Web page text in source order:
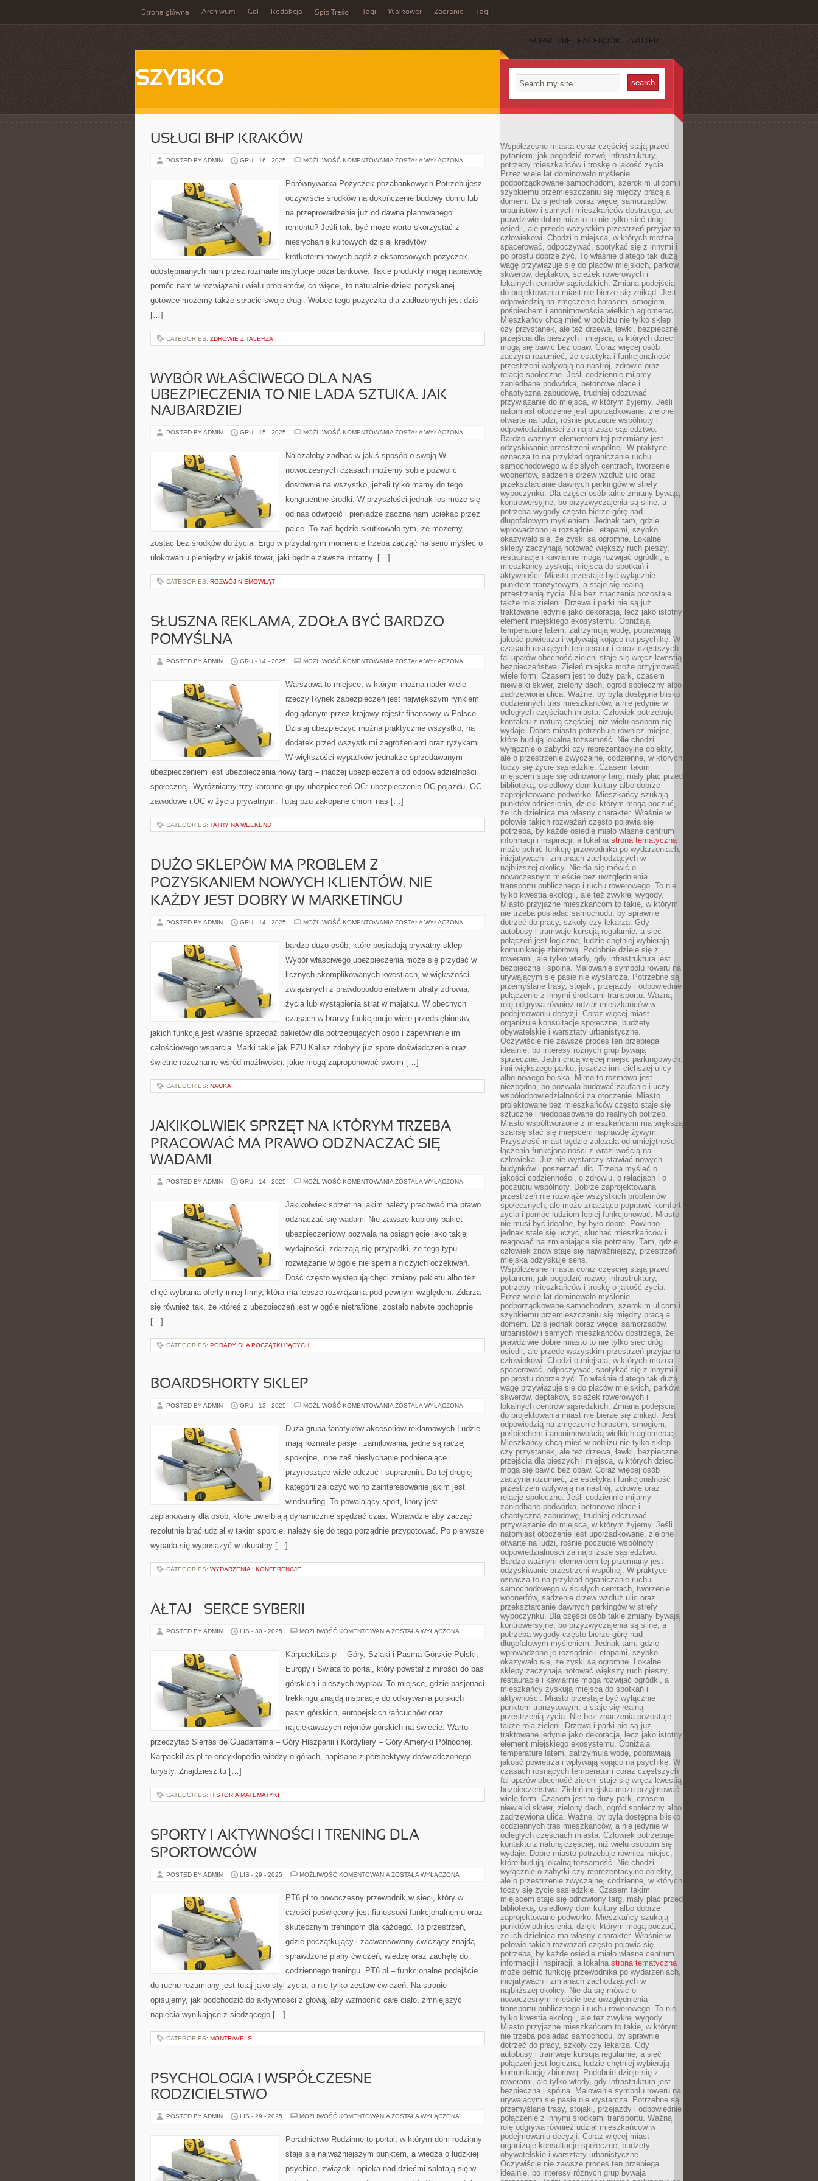
Strona główna Archiwum Gol Redakcja Spis Treści Tagi Walkower Zagranie Tagi
SUBSCRIBE FACEBOOK TWITTER
SZYBKO
USŁUGI BHP KRAKÓW
POSTED BY ADMIN GRU - 16 - 2025 MOŻLIWOŚĆ KOMENTOWANIA USŁUGI
ZOSTAŁA WYŁĄCZONA
Porównywarka Pożyczek pozabankowych Potrzebujesz
oczywiście środków na dokończenie budowy domu lub
na przeprowadzenie już od dawna planowanego
remontu? Jeśli tak, być może warto skorzystać z
niesłychanie kultowych dzisiaj kredytów
krótkoterminowych bądź z ekspresowych pożyczek,
udostępnianych nam przez rozmaite instytucje poza bankowe. Takie produkty mogą naprawdę
pomóc nam w rozwiązaniu wielu problemów, co więcej, to naturalnie dzięki pozyskanej
gotówce możemy także spłacić swoje długi. Wobec tego pożyczka dla zadłużonych jest dziś
[…]
CATEGORIES: ZDROWIE Z TALERZA
WYBÓR WŁAŚCIWEGO DLA NAS
UBEZPIECZENIA TO NIE LADA SZTUKA. JAK
NAJBARDZIEJ
POSTED BY ADMIN GRU - 15 - 2025 MOŻLIWOŚĆ KOMENTOWANIA WYBÓR
NAS
UBEZPIECZENIA
NIE
SZTUKA.
NAJBARDZIEJ
ZOSTAŁA WYŁĄCZONA
Należałoby zadbać w jakiś sposób o swoją W
nowoczesnych czasach możemy sobie pozwolić
dosłownie na wszystko, jeżeli tylko mamy do tego
kongruentne środki. W przyszłości jednak los może się
od nas odwrócić i pieniądze zaczną nam uciekać przez
palce. To zaś będzie skutkowało tym, że możemy
zostać bez środków do życia. Ergo w przydatnym momencie trzeba zacząć na serio myśleć o
ulokowaniu pieniędzy w jakiś towar, jaki będzie zawsze intratny. […]
CATEGORIES: ROZWÓJ NIEMOWLĄT
SŁUSZNA REKLAMA, ZDOŁA BYĆ BARDZO
POMYŚLNA
POSTED BY ADMIN GRU - 14 - 2025 MOŻLIWOŚĆ KOMENTOWANIA SŁUSZNA
BARDZO
ZOSTAŁA WYŁĄCZONA
Warszawa to miejsce, w którym można nader wiele
rzeczy Rynek zabezpieczeń jest największym rynkiem
doglądanym przez krajowy rejestr finansowy w Polsce.
Dzisiaj ubezpieczyć można praktycznie wszystko, na
dodatek przed wszystkimi zagrożeniami oraz ryzykami.
W większości wypadków jednakże sprzedawanym
ubezpieczeniem jest ubezpieczenia nowy targ – inaczej ubezpieczenia od odpowiedzialności
społecznej. Wyróżniamy trzy koronne grupy ubezpieczeń OC: ubezpieczenie OC pojazdu, OC
zawodowe i OC w życiu prywatnym. Tutaj pzu zakopane chroni nas […]
CATEGORIES: TATRY NA WEEKEND
DUŻO SKLEPÓW MA PROBLEM Z
POZYSKANIEM NOWYCH KLIENTÓW. NIE
KAŻDY JEST DOBRY W MARKETINGU
POSTED BY ADMIN GRU - 14 - 2025 MOŻLIWOŚĆ KOMENTOWANIA DUŻO
PROBLEM
Z
NOWYCH
NIE
JEST
W
MARKETINGU
ZOSTAŁA WYŁĄCZONA
bardzo dużo osób, które posiadają prywatny sklep
Wybór właściwego ubezpieczenia może się przydać w
licznych skomplikowanych kwestiach, w większości
związanych z prawdopodobieństwem utraty zdrowia,
życia lub wystąpienia strat w majątku. W obecnych
czasach w branży funkcjonuje wiele przedsiębiorstw,
jakich funkcją jest właśnie sprzedaż pakietów dla potrzebujących osób i zapewnianie im
całościowego wsparcia. Marki takie jak PZU Kalisz zdobyły już spore doświadczenie oraz
świetne rozeznanie wśród możliwości, jakie mogą zaproponować swoim […]
CATEGORIES: NAUKA
JAKIKOLWIEK SPRZĘT NA KTÓRYM TRZEBA
PRACOWAĆ MA PRAWO ODZNACZAĆ SIĘ
WADAMI
POSTED BY ADMIN GRU - 14 - 2025 MOŻLIWOŚĆ KOMENTOWANIA JAKIKOLWIEK
KTÓRYM
TRZEBA
MA
ODZNACZAĆ
WADAMI
ZOSTAŁA WYŁĄCZONA
Jakikolwiek sprzęt na jakim należy pracować ma prawo
odznaczać się wadami Nie zawsze kupiony pakiet
ubezpieczeniowy pozwala na osiągnięcie jako takiej
wydajności, zdarzają się przypadki, że tego typu
rozwiązanie w ogóle nie spełnia niczyich oczekiwań.
Dość często występują chęci zmiany pakietu albo też
chęć wybrania oferty innej firmy, która ma lepsze rozwiązania pod pewnym względem. Zdarza
się również tak, że któreś z ubezpieczeń jest w ogóle nietrafione, zostało nabyte pochopnie
[…]
CATEGORIES: PORADY DLA POCZĄTKUJĄCYCH
BOARDSHORTY SKLEP
POSTED BY ADMIN GRU - 13 - 2025 MOŻLIWOŚĆ KOMENTOWANIA BOARDSHORTY
ZOSTAŁA WYŁĄCZONA
Duża grupa fanatyków akcesoriów reklamowych Ludzie
mają rozmaite pasje i zamiłowania, jedne są raczej
spokojne, inne zaś niesłychanie podniecające i
przynoszące wiele odczuć i suprarenin. Do tej drugiej
kategorii zaliczyć wolno zainteresowanie jakim jest
windsurfing. To powalający sport, który jest
zaplanowany dla osób, które uwielbiają dynamicznie spędzać czas. Wprawdzie aby zacząć
rezolutnie brać udział w takim sporcie, należy się do tego porządnie przygotować. Po pierwsze
wypada się wyposażyć w akuratny […]
CATEGORIES: WYDARZENIA I KONFERENCJE
AŁTAJ – SERCE SYBERII
POSTED BY ADMIN LIS - 30 - 2025 MOŻLIWOŚĆ KOMENTOWANIA AŁTAJ
SYBERII
ZOSTAŁA WYŁĄCZONA
KarpackiLas.pl – Góry, Szlaki i Pasma Górskie Polski,
Europy i Świata to portal, który powstał z miłości do pas
górskich i pieszych wypraw. To miejsce, gdzie pasjonaci
trekkingu znajdą inspiracje do odkrywania polskich
pasm górskich, europejskich łańcuchów oraz
najciekawszych rejonów górskich na świecie. Warto
przeczytać Sierras de Guadarrama – Góry Hiszpanii i Kordyliery – Góry Ameryki Północnej.
KarpackiLas.pl to encyklopedia wiedzy o górach, napisane z perspektywy doświadczonego
turysty. Znajdziesz tu […]
CATEGORIES: HISTORIA MATEMATYKI
SPORTY I AKTYWNOŚCI I TRENING DLA
SPORTOWCÓW
POSTED BY ADMIN LIS - 29 - 2025 MOŻLIWOŚĆ KOMENTOWANIA SPORTY
TRENING
SPORTOWCÓW
ZOSTAŁA WYŁĄCZONA
PT6.pl to nowoczesny przewodnik w sieci, który w
całości poświęcony jest fitnessowi funkcjonalnemu oraz
skutecznym treningom dla każdego. To przestrzeń,
gdzie początkujący i zaawansowany ćwiczący znajdą
sprawdzone plany ćwiczeń, wiedzę oraz zachętę do
codziennego treningu. PT6.pl – funkcjonalne podejście
do ruchu rozumiany jest tutaj jako styl życia, a nie tylko zestaw ćwiczeń. Na stronie
opisujemy, jak podchodzić do aktywności z głową, aby wzmocnić całe ciało, zmniejszyć
napięcia wynikające z siedzącego […]
CATEGORIES: MONTRAVELS
PSYCHOLOGIA I WSPÓŁCZESNE
RODZICIELSTWO
POSTED BY ADMIN LIS - 29 - 2025 MOŻLIWOŚĆ KOMENTOWANIA PSYCHOLOGIA
RODZICIELSTWO
ZOSTAŁA WYŁĄCZONA
Poradnictwo Rodzinne to portal, w którym dom rodzinny
staje się najważniejszym punktem, a wiedza o ludzkiej
psychice, związek i opieka nad dziećmi splatają się w
Współczesne miasta coraz częściej stają przed
pytaniem, jak pogodzić rozwój infrastruktury,
potrzeby mieszkańców i troskę o jakość życia.
Przez wiele lat dominowało myślenie
podporządkowane samochodom, szerokim ulicom i
szybkiemu przemieszczaniu się między pracą a
domem. Dziś jednak coraz więcej samorządów,
urbanistów i samych mieszkańców dostrzega, że
prawdziwie dobre miasto to nie tylko sieć dróg i
osiedli, ale przede wszystkim przestrzeń przyjazna
człowiekowi. Chodzi o miejsca, w których można
spacerować, odpoczywać, spotykać się z innymi i
po prostu dobrze żyć. To właśnie dlatego tak dużą
wagę przywiązuje się do placów miejskich, parków,
skwerów, deptaków, ścieżek rowerowych i
lokalnych centrów sąsiedzkich. Zmiana podejścia
do projektowania miast nie bierze się znikąd. Jest
odpowiedzią na zmęczenie hałasem, smogiem,
pośpiechem i anonimowością wielkich aglomeracji.
Mieszkańcy chcą mieć w pobliżu nie tylko sklep
czy przystanek, ale też drzewa, ławki, bezpieczne
przejścia dla pieszych i miejsca, w których dzieci
mogą się bawić bez obaw. Coraz więcej osób
zaczyna rozumieć, że estetyka i funkcjonalność
przestrzeni wpływają na nastrój, zdrowie oraz
relacje społeczne. Jeśli codziennie mijamy
zaniedbane podwórka, betonowe place i
chaotyczną zabudowę, trudniej odczuwać
przywiązanie do miejsca, w którym żyjemy. Jeśli
natomiast otoczenie jest uporządkowane, zielone i
otwarte na ludzi, rośnie poczucie wspólnoty i
odpowiedzialności za najbliższe sąsiedztwo.
Bardzo ważnym elementem tej przemiany jest
odzyskiwanie przestrzeni wspólnej. W praktyce
oznacza to na przykład ograniczanie ruchu
samochodowego w ścisłych centrach, tworzenie
woonerfów, sadzenie drzew wzdłuż ulic oraz
przekształcanie dawnych parkingów w strefy
wypoczynku. Dla części osób takie zmiany bywają
kontrowersyjne, bo przyzwyczajenia są silne, a
potrzeba wygody często bierze górę nad
długofalowym myśleniem. Jednak tam, gdzie
wprowadzono je rozsądnie i etapami, szybko
okazywało się, że zyski są ogromne. Lokalne
sklepy zaczynają notować większy ruch pieszy,
restauracje i kawiarnie mogą rozwijać ogródki, a
mieszkańcy zyskują miejsca do spotkań i
aktywności. Miasto przestaje być wyłącznie
punktem tranzytowym, a staje się realną
przestrzenią życia. Nie bez znaczenia pozostaje
także rola zieleni. Drzewa i parki nie są już
traktowane jedynie jako dekoracja, lecz jako istotny
element miejskiego ekosystemu. Obniżają
temperaturę latem, zatrzymują wodę, poprawiają
jakość powietrza i wpływają kojąco na psychikę. W
czasach rosnących temperatur i coraz częstszych
fal upałów obecność zieleni staje się wręcz kwestią
bezpieczeństwa. Zieleń miejska może przyjmować
wiele form. Czasem jest to duży park, czasem
niewielki skwer, zielony dach, ogród społeczny albo
zadrzewiona ulica. Ważne, by była dostępna blisko
codziennych tras mieszkańców, a nie jedynie w
odległych częściach miasta. Człowiek potrzebuje
kontaktu z naturą częściej, niż wielu osobom się
wydaje. Dobre miasto potrzebuje również miejsc,
które budują lokalną tożsamość. Nie chodzi
wyłącznie o zabytki czy reprezentacyjne obiekty,
ale o przestrzenie zwyczajne, codzienne, w których
toczy się życie sąsiedzkie. Czasem takim
miejscem staje się odnowiony targ, mały plac przed
biblioteką, osiedlowy dom kultury albo dobrze
zaprojektowane podwórko. Mieszkańcy szukają
punktów odniesienia, dzięki którym mogą poczuć,
że ich dzielnica ma własny charakter. Właśnie w
połowie takich rozważań często pojawia się
potrzeba, by każde osiedle miało własne centrum
informacji i inspiracji, a lokalna strona tematyczna
może pełnić funkcję przewodnika po wydarzeniach,
inicjatywach i zmianach zachodzących w
najbliższej okolicy. Nie da się mówić o
nowoczesnym mieście bez uwzględnienia
transportu publicznego i ruchu rowerowego. To nie
tylko kwestia ekologii, ale też zwykłej wygody.
Miasto przyjazne mieszkańcom to takie, w którym
nie trzeba posiadać samochodu, by sprawnie
dotrzeć do pracy, szkoły czy lekarza. Gdy
autobusy i tramwaje kursują regularnie, a sieć
połączeń jest logiczna, ludzie chętniej wybierają
komunikację zbiorową. Podobnie dzieje się z
rowerami, ale tylko wtedy, gdy infrastruktura jest
bezpieczna i spójna. Malowanie symbolu roweru na
urywającym się pasie nie wystarcza. Potrzebne są
przemyślane trasy, stojaki, przejazdy i odpowiednie
połączenie z innymi środkami transportu. Ważną
rolę odgrywa również udział mieszkańców w
podejmowaniu decyzji. Coraz więcej miast
organizuje konsultacje społeczne, budżety
obywatelskie i warsztaty urbanistyczne.
Oczywiście nie zawsze proces ten przebiega
idealnie, bo interesy różnych grup bywają
sprzeczne. Jedni chcą więcej miejsc parkingowych,
inni większego parku, jeszcze inni cichszej ulicy
albo nowego boiska. Mimo to rozmowa jest
niezbędna, bo pozwala budować zaufanie i uczy
współodpowiedzialności za otoczenie. Miasto
projektowane bez mieszkańców często staje się
sztuczne i niedopasowane do realnych potrzeb.
Miasto współtworzone z mieszkańcami ma większą
szansę stać się miejscem naprawdę żywym.
Przyszłość miast będzie zależała od umiejętności
łączenia funkcjonalności z wrażliwością na
człowieka. Już nie wystarczy stawiać nowych
budynków i poszerzać ulic. Trzeba myśleć o
jakości codzienności, o zdrowiu, o relacjach i o
poczuciu wspólnoty. Dobrze zaprojektowana
przestrzeń nie rozwiąże wszystkich problemów
społecznych, ale może znacząco poprawić komfort
życia i pomóc ludziom lepiej funkcjonować. Miasto
nie musi być idealne, by było dobre. Powinno
jednak stale się uczyć, słuchać mieszkańców i
reagować na zmieniające się potrzeby. Tam, gdzie
człowiek znów staje się najważniejszy, przestrzeń
miejska odzyskuje sens.
Współczesne miasta coraz częściej stają przed
pytaniem, jak pogodzić rozwój infrastruktury,
potrzeby mieszkańców i troskę o jakość życia.
Przez wiele lat dominowało myślenie
podporządkowane samochodom, szerokim ulicom i
szybkiemu przemieszczaniu się między pracą a
domem. Dziś jednak coraz więcej samorządów,
urbanistów i samych mieszkańców dostrzega, że
prawdziwie dobre miasto to nie tylko sieć dróg i
osiedli, ale przede wszystkim przestrzeń przyjazna
człowiekowi. Chodzi o miejsca, w których można
spacerować, odpoczywać, spotykać się z innymi i
po prostu dobrze żyć. To właśnie dlatego tak dużą
wagę przywiązuje się do placów miejskich, parków,
skwerów, deptaków, ścieżek rowerowych i
lokalnych centrów sąsiedzkich. Zmiana podejścia
do projektowania miast nie bierze się znikąd. Jest
odpowiedzią na zmęczenie hałasem, smogiem,
pośpiechem i anonimowością wielkich aglomeracji.
Mieszkańcy chcą mieć w pobliżu nie tylko sklep
czy przystanek, ale też drzewa, ławki, bezpieczne
przejścia dla pieszych i miejsca, w których dzieci
mogą się bawić bez obaw. Coraz więcej osób
zaczyna rozumieć, że estetyka i funkcjonalność
przestrzeni wpływają na nastrój, zdrowie oraz
relacje społeczne. Jeśli codziennie mijamy
zaniedbane podwórka, betonowe place i
chaotyczną zabudowę, trudniej odczuwać
przywiązanie do miejsca, w którym żyjemy. Jeśli
natomiast otoczenie jest uporządkowane, zielone i
otwarte na ludzi, rośnie poczucie wspólnoty i
odpowiedzialności za najbliższe sąsiedztwo.
Bardzo ważnym elementem tej przemiany jest
odzyskiwanie przestrzeni wspólnej. W praktyce
oznacza to na przykład ograniczanie ruchu
samochodowego w ścisłych centrach, tworzenie
woonerfów, sadzenie drzew wzdłuż ulic oraz
przekształcanie dawnych parkingów w strefy
wypoczynku. Dla części osób takie zmiany bywają
kontrowersyjne, bo przyzwyczajenia są silne, a
potrzeba wygody często bierze górę nad
długofalowym myśleniem. Jednak tam, gdzie
wprowadzono je rozsądnie i etapami, szybko
okazywało się, że zyski są ogromne. Lokalne
sklepy zaczynają notować większy ruch pieszy,
restauracje i kawiarnie mogą rozwijać ogródki, a
mieszkańcy zyskują miejsca do spotkań i
aktywności. Miasto przestaje być wyłącznie
punktem tranzytowym, a staje się realną
przestrzenią życia. Nie bez znaczenia pozostaje
także rola zieleni. Drzewa i parki nie są już
traktowane jedynie jako dekoracja, lecz jako istotny
element miejskiego ekosystemu. Obniżają
temperaturę latem, zatrzymują wodę, poprawiają
jakość powietrza i wpływają kojąco na psychikę. W
czasach rosnących temperatur i coraz częstszych
fal upałów obecność zieleni staje się wręcz kwestią
bezpieczeństwa. Zieleń miejska może przyjmować
wiele form. Czasem jest to duży park, czasem
niewielki skwer, zielony dach, ogród społeczny albo
zadrzewiona ulica. Ważne, by była dostępna blisko
codziennych tras mieszkańców, a nie jedynie w
odległych częściach miasta. Człowiek potrzebuje
kontaktu z naturą częściej, niż wielu osobom się
wydaje. Dobre miasto potrzebuje również miejsc,
które budują lokalną tożsamość. Nie chodzi
wyłącznie o zabytki czy reprezentacyjne obiekty,
ale o przestrzenie zwyczajne, codzienne, w których
toczy się życie sąsiedzkie. Czasem takim
miejscem staje się odnowiony targ, mały plac przed
biblioteką, osiedlowy dom kultury albo dobrze
zaprojektowane podwórko. Mieszkańcy szukają
punktów odniesienia, dzięki którym mogą poczuć,
że ich dzielnica ma własny charakter. Właśnie w
połowie takich rozważań często pojawia się
potrzeba, by każde osiedle miało własne centrum
informacji i inspiracji, a lokalna strona tematyczna
może pełnić funkcję przewodnika po wydarzeniach,
inicjatywach i zmianach zachodzących w
najbliższej okolicy. Nie da się mówić o
nowoczesnym mieście bez uwzględnienia
transportu publicznego i ruchu rowerowego. To nie
tylko kwestia ekologii, ale też zwykłej wygody.
Miasto przyjazne mieszkańcom to takie, w którym
nie trzeba posiadać samochodu, by sprawnie
dotrzeć do pracy, szkoły czy lekarza. Gdy
autobusy i tramwaje kursują regularnie, a sieć
połączeń jest logiczna, ludzie chętniej wybierają
komunikację zbiorową. Podobnie dzieje się z
rowerami, ale tylko wtedy, gdy infrastruktura jest
bezpieczna i spójna. Malowanie symbolu roweru na
urywającym się pasie nie wystarcza. Potrzebne są
przemyślane trasy, stojaki, przejazdy i odpowiednie
połączenie z innymi środkami transportu. Ważną
rolę odgrywa również udział mieszkańców w
podejmowaniu decyzji. Coraz więcej miast
organizuje konsultacje społeczne, budżety
obywatelskie i warsztaty urbanistyczne.
Oczywiście nie zawsze proces ten przebiega
idealnie, bo interesy różnych grup bywają